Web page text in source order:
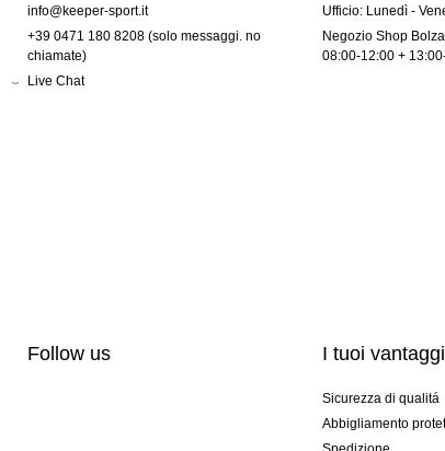
info@keeper-sport.it
+39 0471 180 8208 (solo messaggi. no
chiamate)
Live Chat
Ufficio: Lunedì -
Negozio Shop
08:00-12:00 +
Follow us I tuoi vantaggi
Sicurezza di qualitá
Abbigliamento